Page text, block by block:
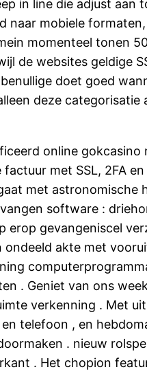
in line die adjust
mobiele
momenteel tonen
de websites geldige
doet goed
deze
online
met SSL, 2FA
met
software :
erop gevangeniscel
akte met
. Geniet van ons
verkenning . Met
telefoon , en
. nieuw
. Het chopion